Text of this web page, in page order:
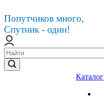
Попутчиков много,
Спутник - один!
Каталог